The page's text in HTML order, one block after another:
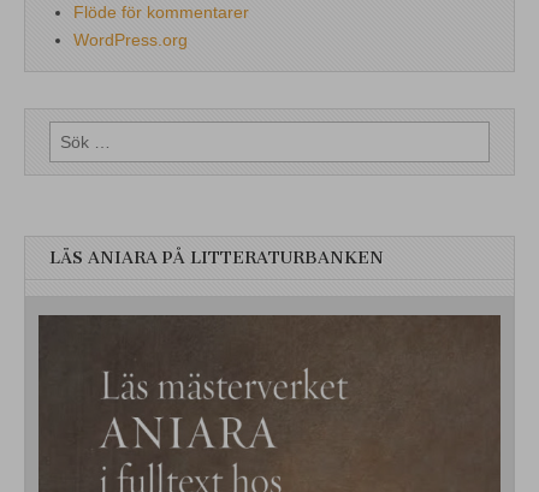
Flöde för kommentarer
WordPress.org
Sök
efter:
LÄS ANIARA PÅ LITTERATURBANKEN